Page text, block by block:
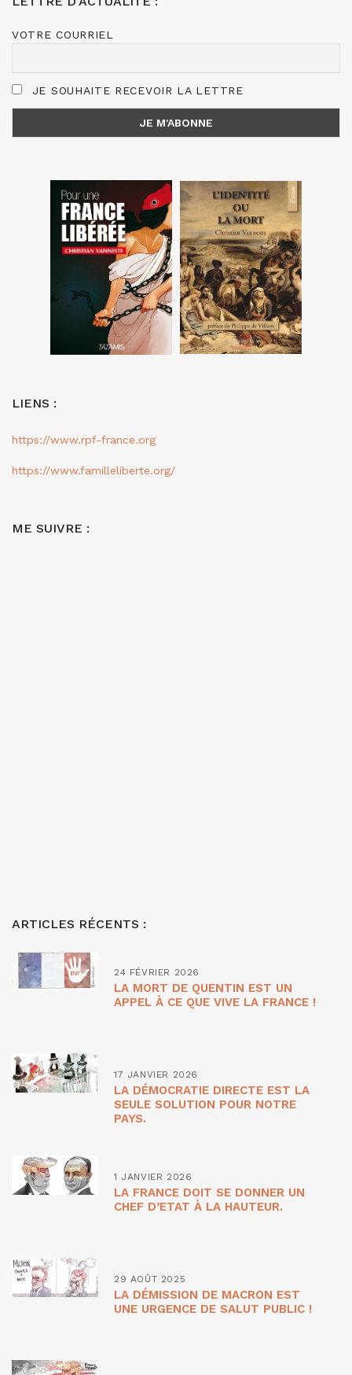
VOTRE COURRIEL
JE SOUHAITE RECEVOIR LA LETTRE
LIENS :
https://www.rpf-france.org
https://www.familleliberte.org/
ME SUIVRE :
ARTICLES RÉCENTS :
24 FÉVRIER 2026
LA MORT DE QUENTIN EST UN
APPEL À CE QUE VIVE LA FRANCE !
17 JANVIER 2026
LA DÉMOCRATIE DIRECTE EST LA
SEULE SOLUTION POUR NOTRE
PAYS.
1 JANVIER 2026
LA FRANCE DOIT SE DONNER UN
CHEF D’ETAT À LA HAUTEUR.
29 AOÛT 2025
LA DÉMISSION DE MACRON EST
UNE URGENCE DE SALUT PUBLIC !